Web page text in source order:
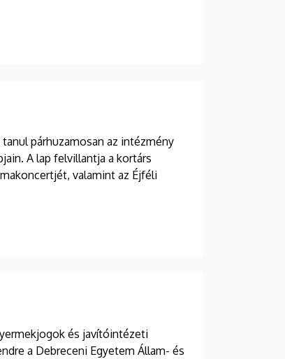
párhuzamosan az intézmény
A lap felvillantja a kortárs
valamint az Éjféli
és javítóintézeti
a Debreceni Egyetem Állam- és